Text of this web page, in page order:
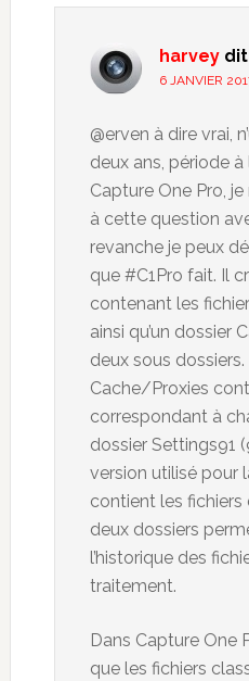
harvey dit
6 JANVIER
@erven à dire vrai,
deux ans, période à
Capture One Pro,
à cette question
revanche je peux
que #C1Pro fait. Il
contenant les
ainsi qu’un dossier
deux sous
Cache/Proxies
correspondant à
dossier Settings91
version utilisé pour
contient les fichiers
deux dossiers
l’historique des
traitement.
Dans Capture One
que les fichiers